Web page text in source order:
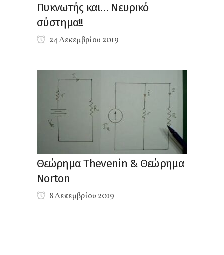
Πυκνωτής και… Νευρικό
σύστημα!!
24 Δεκεμβρίου 2019
Θεώρημα Thevenin & Θεώρημα
Norton
8 Δεκεμβρίου 2019